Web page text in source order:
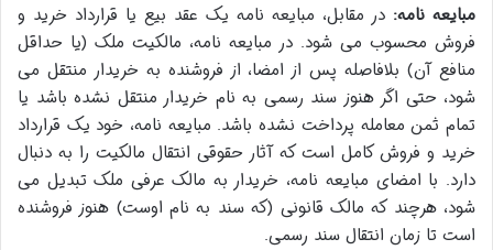
مبایعه نامه: در مقابل، مبایعه نامه یک عقد بیع یا قرارداد خرید و
فروش محسوب می شود. در مبایعه نامه، مالکیت ملک (یا حداقل
منافع آن) بلافاصله پس از امضا، از فروشنده به خریدار منتقل می
شود، حتی اگر هنوز سند رسمی به نام خریدار منتقل نشده باشد یا
تمام ثمن معامله پرداخت نشده باشد. مبایعه نامه، خود یک قرارداد
خرید و فروش کامل است که آثار حقوقی انتقال مالکیت را به دنبال
دارد. با امضای مبایعه نامه، خریدار به مالک عرفی ملک تبدیل می
شود، هرچند که مالک قانونی (که سند به نام اوست) هنوز فروشنده
است تا زمان انتقال سند رسمی.